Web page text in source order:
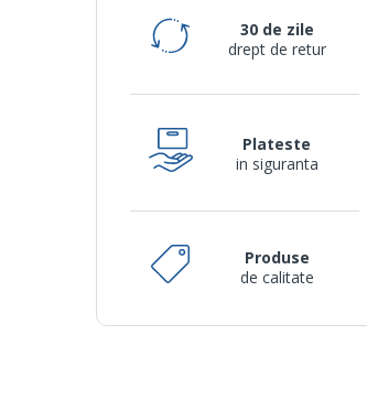
30 de zile
drept de retur
Plateste
in siguranta
Produse
de calitate